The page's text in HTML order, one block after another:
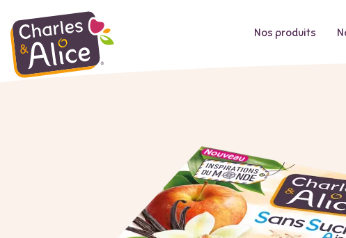
Aller
Nos produits